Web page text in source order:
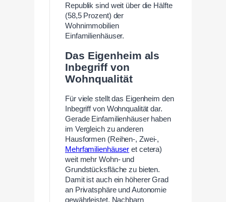
Republik sind weit über die Hälfte
(58,5 Prozent) der
Wohnimmobilien
Einfamilienhäuser.
Das Eigenheim als
Inbegriff von
Wohnqualität
Für viele stellt das Eigenheim den
Inbegriff von Wohnqualität dar.
Gerade Einfamilienhäuser haben
im Vergleich zu anderen
Hausformen (Reihen-, Zwei-,
Mehrfamilienhäuser et cetera)
weit mehr Wohn- und
Grundstücksfläche zu bieten.
Damit ist auch ein höherer Grad
an Privatsphäre und Autonomie
gewährleistet. Nachbarn